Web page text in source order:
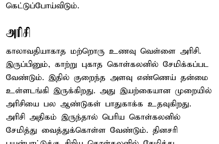
கெட்டுப்போய்விடும்.
அரிசி
காலாவதியாகாத மற்றொரு உணவு வெள்ளை அரிசி.
இருப்பினும், காற்று புகாத கொள்கலனில் சேமிக்கப்பட
வேண்டும். இதில் குறைந்த அளவு எண்ணெய் தன்மை
உள்ளடங்கி இருக்கிறது. அது இயற்கையான முறையில்
அரிசியை பல ஆண்டுகள் பாதுகாக்க உதவுகிறது.
அரிசி அதிகம் இருந்தால் பெரிய கொள்கலனில்
சேமித்து வைத்துக்கொள்ள வேண்டும். தினசரி